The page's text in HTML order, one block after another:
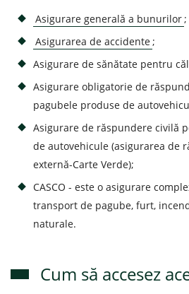
Asigurare generală a bunurilor;
Asigurarea de accidente;
Asigurare de sănătate pentru
Asigurare obligatorie de
pagubele produse de
Asigurare de răspundere civilă
de autovehicule (asigurarea de
externă-Carte Verde);
CASCO - este o asigurare
transport de pagube, furt,
naturale.
Cum să accesez